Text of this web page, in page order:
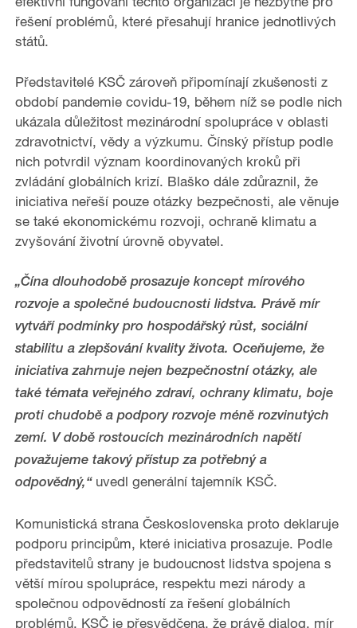
řešení problémů, které přesahují hranice jednotlivých
států.
Představitelé KSČ zároveň připomínají zkušenosti z
období pandemie covidu-19, během níž se podle nich
ukázala důležitost mezinárodní spolupráce v oblasti
zdravotnictví, vědy a výzkumu. Čínský přístup podle
nich potvrdil význam koordinovaných kroků při
zvládání globálních krizí. Blaško dále zdůraznil, že
iniciativa neřeší pouze otázky bezpečnosti, ale věnuje
se také ekonomickému rozvoji, ochraně klimatu a
zvyšování životní úrovně obyvatel.
„Čína dlouhodobě prosazuje koncept mírového
rozvoje a společné budoucnosti lidstva. Právě mír
vytváří podmínky pro hospodářský růst, sociální
stabilitu a zlepšování kvality života. Oceňujeme, že
iniciativa zahrnuje nejen bezpečnostní otázky, ale
také témata veřejného zdraví, ochrany klimatu, boje
proti chudobě a podpory rozvoje méně rozvinutých
zemí. V době rostoucích mezinárodních napětí
považujeme takový přístup za potřebný a
odpovědný,“uvedl generální tajemník KSČ.
Komunistická strana Československa proto deklaruje
podporu principům, které iniciativa prosazuje. Podle
představitelů strany je budoucnost lidstva spojena s
větší mírou spolupráce, respektu mezi národy a
společnou odpovědností za řešení globálních
problémů. KSČ je přesvědčena, že právě dialog, mír